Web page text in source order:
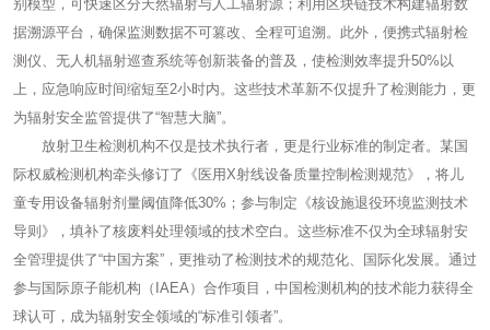
别模型，可快速区分天然辐射与人工辐射源；利用区块链技术构建辐射数
据溯源平台，确保监测数据不可篡改、全程可追溯。此外，便携式辐射检
测仪、无人机辐射巡查系统等创新装备的普及，使检测效率提升50%以
上，应急响应时间缩短至2小时内。这些技术革新不仅提升了检测能力，更
为辐射安全监管提供了“智慧大脑”。
放射卫生检测机构不仅是技术执行者，更是行业标准的制定者。某国
际权威检测机构牵头修订了《医用X射线设备质量控制检测规范》，将儿
童专用设备辐射剂量阈值降低30%；参与制定《核设施退役环境监测技术
导则》，填补了核废料处理领域的技术空白。这些标准不仅为全球辐射安
全管理提供了“中国方案”，更推动了检测技术的规范化、国际化发展。通过
参与国际原子能机构（IAEA）合作项目，中国检测机构的技术能力获得全
球认可，成为辐射安全领域的“标准引领者”。